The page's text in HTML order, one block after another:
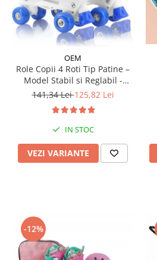
OEM
Role Copii 4 Roti Tip Patine –
Model Stabil si Reglabil -
Albastru
141,34 Lei125,82 Lei
IN STOC
VEZI VARIANTE
-12%